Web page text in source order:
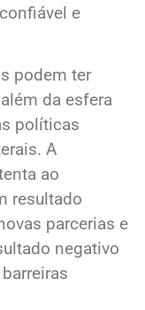
e
podem ter
da esfera
políticas
A
ao
resultado
parcerias e
negativo